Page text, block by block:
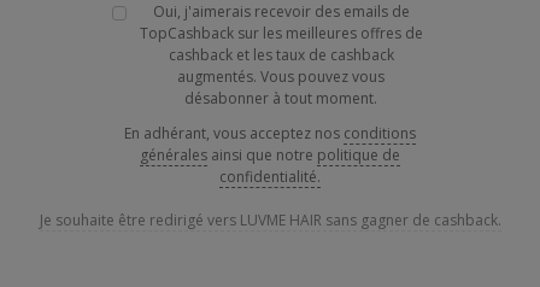
Oui, j'aimerais recevoir des emails de
TopCashback sur les meilleures offres de
cashback et les taux de cashback
augmentés. Vous pouvez vous
désabonner à tout moment.
En adhérant, vous acceptez nos conditions
générales ainsi que notre politique de
confidentialité.
Je souhaite être redirigé vers LUVME HAIR sans gagner de cashback.